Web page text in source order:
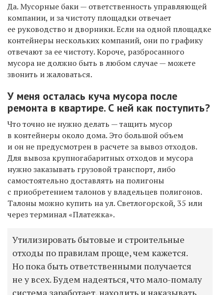
Да. Мусорные баки — ответственность управляющей
компании, и за чистоту площадки отвечает
ее руководство и дворники. Если на одной площадке
контейнеры нескольких компаний, они по графику
отвечают за ее чистоту. Короче, разбросанного
мусора не должно быть в любом случае — можете
звонить и жаловаться.
У меня осталась куча мусора после
ремонта в квартире. С ней как поступить?
Что точно не нужно делать — тащить мусор
в контейнеры около дома. Это большой объем
и он не предусмотрен в расчете за вывоз отходов.
Для вывоза крупногабаритных отходов и мусора
нужно заказывать грузовой транспорт, либо
самостоятельно доставлять на полигоны
с приобретением талонов у владельцев полигонов.
Талоны можно купить на ул. Светлогорской, 35 или
через терминал «Платежка».
Утилизировать бытовые и строительные
отходы по правилам проще, чем кажется.
Но пока быть ответственными получается
не у всех. Будем надеяться, что мало-помалу
система заработает, находить и наказывать